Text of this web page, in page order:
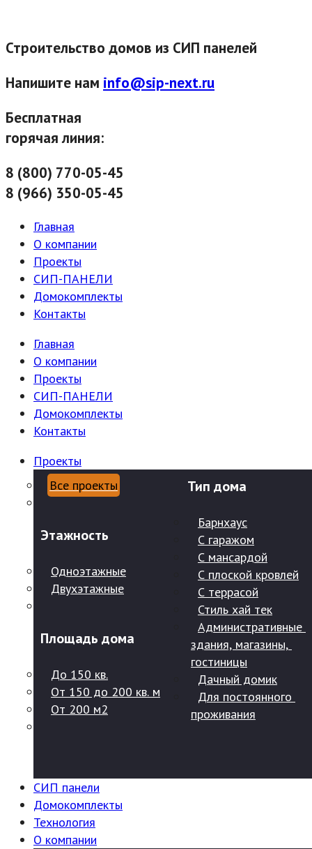
Строительство домов из СИП панелей
Напишите нам info@sip-next.ru
Бесплатная
горячая линия:
8 (800) 770-05-45
8 (966) 350-05-45
Главная
О компании
Проекты
СИП-ПАНЕЛИ
Домокомплекты
Контакты
Главная
О компании
Проекты
СИП-ПАНЕЛИ
Домокомплекты
Контакты
Проекты
Все проекты
Этажность
Одноэтажные
Двухэтажные
Площадь дома
До 150 кв.
От 150 до 200 кв. м
От 200 м2
Тип дома
Барнхаус
С гаражом
С мансардой
С плоской кровлей
С террасой
Стиль хай тек
Административные
здания, магазины,
гостиницы
Дачный домик
Для постоянного
проживания
СИП панели
Домокомплекты
Технология
О компании